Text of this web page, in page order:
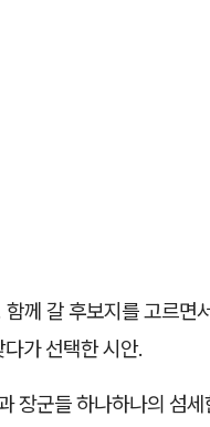
께 갈 후보지를 고르면
가 선택한 시안.
장군들 하나하나의 섬